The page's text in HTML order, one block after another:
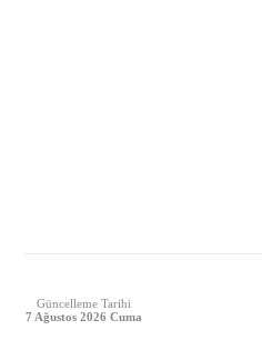
Güncelleme Tarihi
7 Ağustos 2026 Cuma